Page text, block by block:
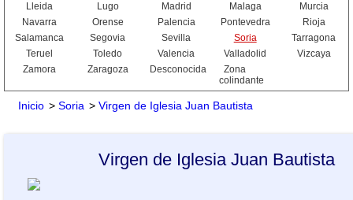
Lleida
Lugo Madrid Malaga
Murcia
Navarra
Orense Palencia Pontevedra
Rioja
Salamanca
Segovia Sevilla Soria
Tarragona
Teruel
Toledo Valencia Valladolid
Vizcaya
Zamora
Zaragoza Desconocida
Zona
colindante
Inicio > Soria > Virgen de Iglesia Juan Bautista
Virgen de Iglesia Juan Bautista